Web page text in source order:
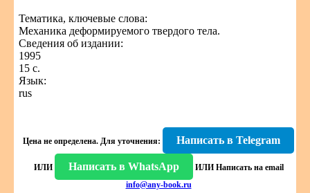
Тематика, ключевые слова:
Механика деформируемого твердого тела.
Сведения об издании:
1995
15 с.
Язык:
rus
Цена не определена. Для уточнения: Написать в Telegram
ИЛИ Написать в WhatsApp ИЛИ Написать на email
info@any-book.ru